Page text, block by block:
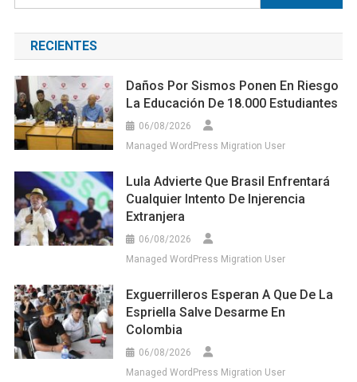
RECIENTES
Daños Por Sismos Ponen En Riesgo
La Educación De 18.000 Estudiantes
06/08/2026
Managed WordPress Migration User
Lula Advierte Que Brasil Enfrentará
Cualquier Intento De Injerencia
Extranjera
06/08/2026
Managed WordPress Migration User
Exguerrilleros Esperan A Que De La
Espriella Salve Desarme En
Colombia
06/08/2026
Managed WordPress Migration User